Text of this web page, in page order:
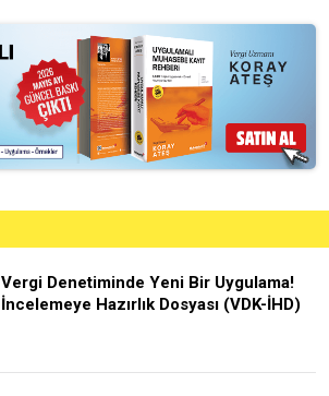
Vergi Denetiminde Yeni Bir Uygulama!
İncelemeye Hazırlık Dosyası (VDK-İHD)